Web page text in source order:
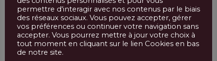
caves emblématiques : les Celliers du
Nouveau Monde à Puichéric, les Vignerons de
la Cité à Carcassonne, ceux du Pays
d’Ensérune près de Béziers, et plus
récemment la cave de La Redorte. Ensemble,
permettre d'interagir avec nos contenus par le biais
des réseaux sociaux. Vous pouvez accepter, gérer
vos préférences ou continuer votre navigation sans
accepter. Vous pourrez mettre à jour votre choix à
tout moment en cliquant sur le lien Cookies en bas
de notre site.